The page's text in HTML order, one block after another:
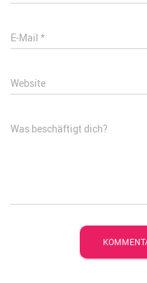
E-Mail *
Website
Was beschäftigt dich?